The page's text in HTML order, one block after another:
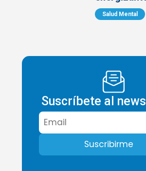
Salud Mental
Suscríbete al